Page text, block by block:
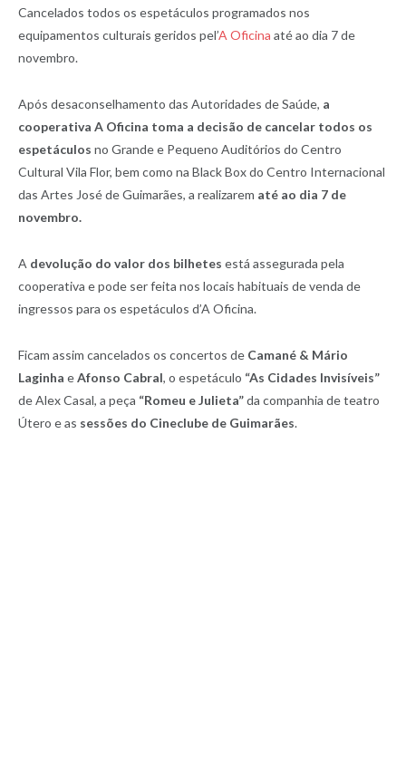
Cancelados todos os espetáculos programados nos
equipamentos culturais geridos pel’A Oficina até ao dia 7 de
novembro.
Após desaconselhamento das Autoridades de Saúde, a
cooperativa A Oficina toma a decisão de cancelar todos os
espetáculos no Grande e Pequeno Auditórios do Centro
Cultural Vila Flor, bem como na Black Box do Centro Internacional
das Artes José de Guimarães, a realizarem até ao dia 7 de
novembro.
A devolução do valor dos bilhetes está assegurada pela
cooperativa e pode ser feita nos locais habituais de venda de
ingressos para os espetáculos d’A Oficina.
Ficam assim cancelados os concertos de Camané & Mário
Laginha eAfonso Cabral, o espetáculo “As Cidades Invisíveis”
de Alex Casal, a peça “Romeu e Julieta”da companhia de teatro
Útero e as sessões do Cineclube de Guimarães.